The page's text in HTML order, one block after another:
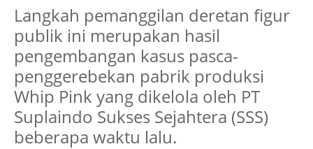
Langkah pemanggilan deretan figur
publik ini merupakan hasil
pengembangan kasus pasca-
penggerebekan pabrik produksi
Whip Pink yang dikelola oleh PT
Suplaindo Sukses Sejahtera (SSS)
beberapa waktu lalu.